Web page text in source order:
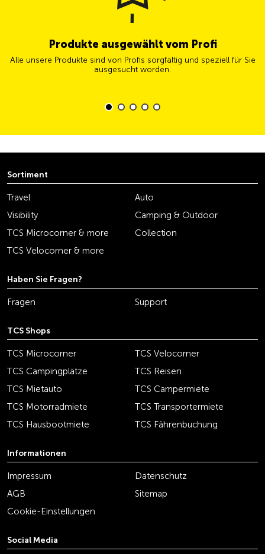
Produkte ausgewählt vom Profi
Alle unsere Produkte sind von Profis sorgfältig und speziell für Sie
ausgesucht worden.
Sortiment
Travel
Auto
Visibility
Camping & Outdoor
TCS Microcorner & more
Collection
TCS Velocorner & more
Haben Sie Fragen?
Fragen Support
TCS Shops
TCS Microcorner
TCS Velocorner
TCS Campingplätze
TCS Reisen
TCS Mietauto
TCS Campermiete
TCS Motorradmiete
TCS Transportermiete
TCS Hausbootmiete
TCS Fährenbuchung
Informationen
Impressum
Datenschutz
AGB
Sitemap
Cookie-Einstellungen
Social Media